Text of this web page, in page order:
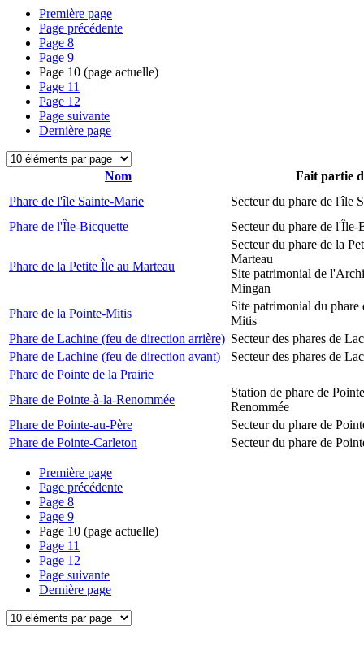
Première page
Page précédente
Page 8
Page 9
Page 10 (page actuelle)
Page 11
Page 12
Page suivante
Dernière page
Nom
Fait partie
Phare de l'île Sainte-Marie
Secteur du phare de l'île
Phare de l'Île-Bicquette
Secteur du phare de l'Île-
Phare de la Petite Île au Marteau
Secteur du phare de la
Marteau
Site patrimonial de
Mingan
Phare de la Pointe-Mitis
Site patrimonial du phare
Mitis
Phare de Lachine (feu de direction arrière) Secteur des phares de
Phare de Lachine (feu de direction avant)
Secteur des phares de
Phare de Pointe de la Prairie
Phare de Pointe-à-la-Renommée
Station de phare de
Renommée
Phare de Pointe-au-Père
Secteur du phare de
Phare de Pointe-Carleton
Secteur du phare de
Première page
Page précédente
Page 8
Page 9
Page 10 (page actuelle)
Page 11
Page 12
Page suivante
Dernière page